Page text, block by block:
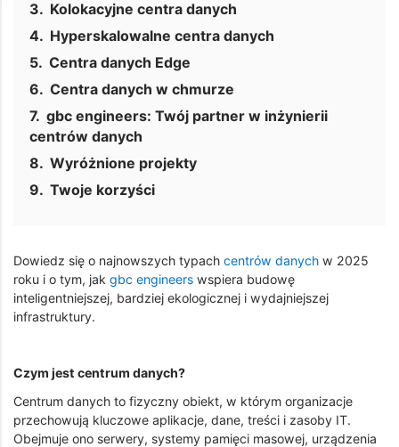
Kolokacyjne centra danych
Hyperskalowalne centra danych
Centra danych Edge
Centra danych w chmurze
gbc engineers: Twój partner w inżynierii
centrów danych
Wyróżnione projekty
Twoje korzyści
Dowiedz się o najnowszych typach centrów danych w 2025
roku i o tym, jak gbc engineers wspiera budowę
inteligentniejszej, bardziej ekologicznej i wydajniejszej
infrastruktury.
Czym jest centrum danych?
Centrum danych to fizyczny obiekt, w którym organizacje
przechowują kluczowe aplikacje, dane, treści i zasoby IT.
Obejmuje ono serwery, systemy pamięci masowej, urządzenia